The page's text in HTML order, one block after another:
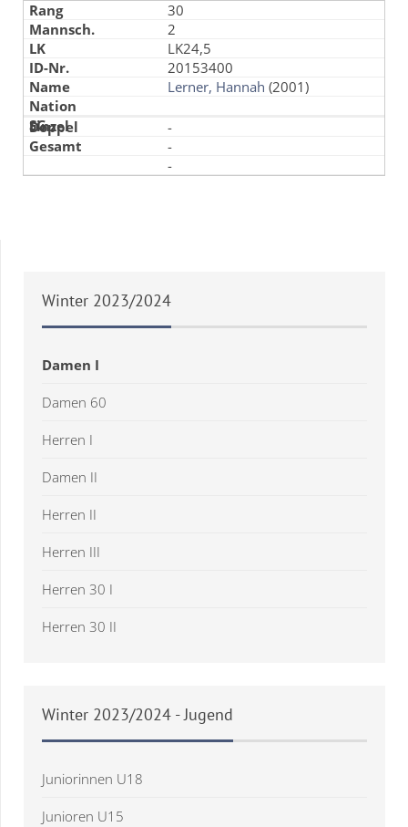
30
2
LK24,5
20153400
Lerner, Hannah (2001)
-
-
-
Winter 2023/2024
Damen I
Damen 60
Herren I
Damen II
Herren II
Herren III
Herren 30 I
Herren 30 II
Winter 2023/2024 - Jugend
Juniorinnen U18
Junioren U15